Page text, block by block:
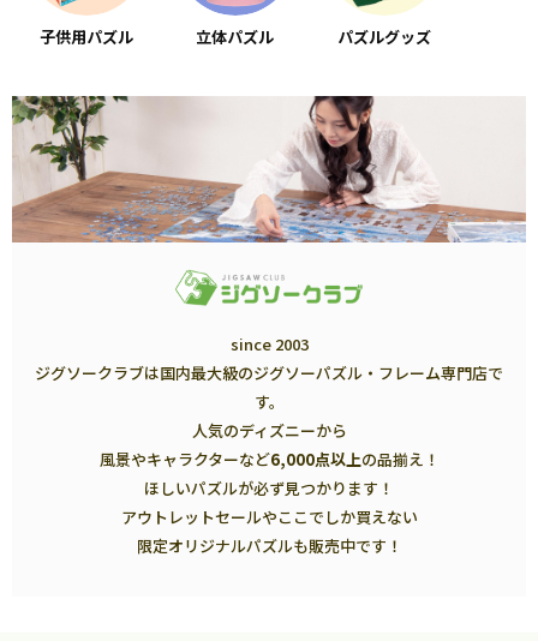
子供用パズル 立体パズル パズルグッズ
since 2003
ジグソークラブは国内最大級のジグソーパズル・フレーム専門店で
す。
人気のディズニーから
風景やキャラクターなど6,000点以上の品揃え！
ほしいパズルが必ず見つかります！
アウトレットセールやここでしか買えない
限定オリジナルパズルも販売中です！